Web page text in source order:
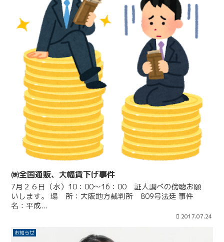
㈱全国通販、大幅賃下げ事件
7月２６日（水）10：00～16：00 証人調べの傍聴お願
いします。 場 所：大阪地方裁判所 809号法廷 事件
名：平成...
2017.07.24
お知らせ